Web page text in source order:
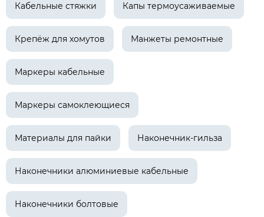
Кабельные стяжки Капы термоусаживаемые
Крепёж для хомутов Манжеты ремонтные
Маркеры кабельные
Маркеры самоклеющиеся
Материалы для пайки Наконечник-гильза
Наконечники алюминиевые кабельные
Наконечники болтовые